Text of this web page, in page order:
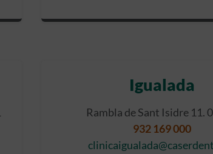
Igualada
Rambla de Sant Isidre 11.
932 169 000